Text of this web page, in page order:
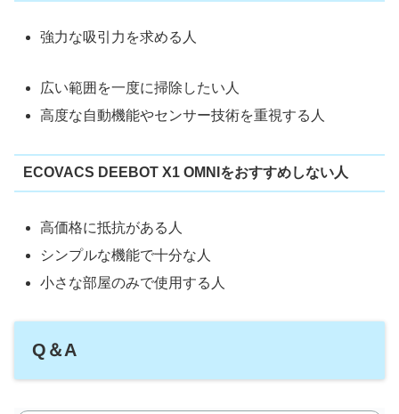
強力な吸引力を求める人
広い範囲を一度に掃除したい人
高度な自動機能やセンサー技術を重視する人
ECOVACS DEEBOT X1 OMNIをおすすめしない人
高価格に抵抗がある人
シンプルな機能で十分な人
小さな部屋のみで使用する人
Q＆A